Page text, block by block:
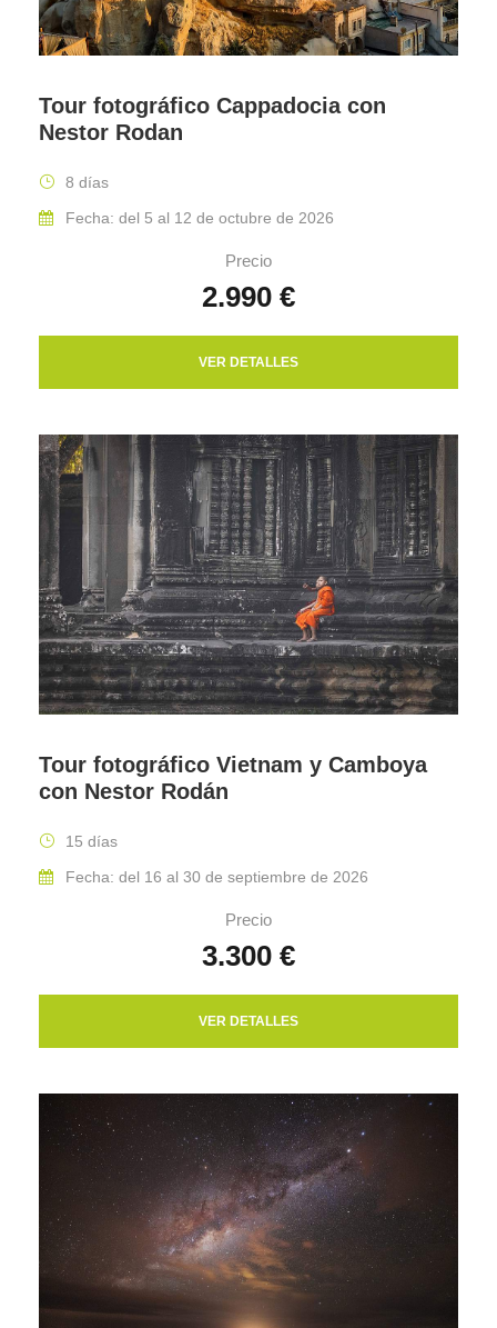
Tour fotográfico Cappadocia con
Nestor Rodan
8 días
Fecha: del 5 al 12 de octubre de 2026
Precio
2.990 €
VER DETALLES
Tour fotográfico Vietnam y Camboya
con Nestor Rodán
15 días
Fecha: del 16 al 30 de septiembre de 2026
Precio
3.300 €
VER DETALLES